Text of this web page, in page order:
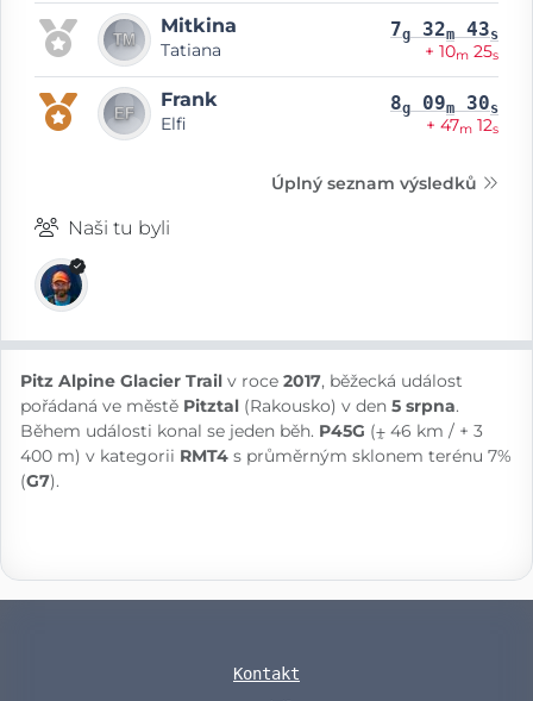
Mitkina
Tatiana
7g 32m 43s
+ 10m 25s
Frank
Elfi
8g 09m 30s
+ 47m 12s
Úplný seznam výsledků
Naši tu byli
Pitz Alpine Glacier Trail v roce 2017, běžecká událost
pořádaná ve městě Pitztal (Rakousko) v den 5 srpna.
Během události konal se jeden běh. P45G (⨦ 46 km / + 3
400 m) v kategorii RMT4 s průměrným sklonem terénu 7%
(G7).
Kontakt